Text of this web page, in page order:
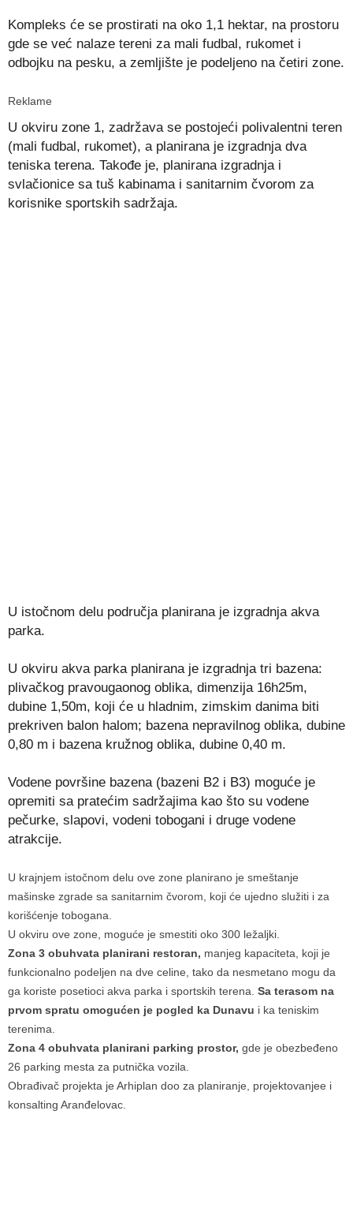
Kompleks će se prostirati na oko 1,1 hektar, na prostoru
gde se već nalaze tereni za mali fudbal, rukomet i
odbojku na pesku, a zemljište je podeljeno na četiri zone.
Reklame
U okviru zone 1, zadržava se postojeći polivalentni teren
(mali fudbal, rukomet), a planirana je izgradnja dva
teniska terena. Takođe je, planirana izgradnja i
svlačionice sa tuš kabinama i sanitarnim čvorom za
korisnike sportskih sadržaja.
U istočnom delu područja planirana je izgradnja akva
parka.
U okviru akva parka planirana je izgradnja tri bazena:
plivačkog pravougaonog oblika, dimenzija 16h25m,
dubine 1,50m, koji će u hladnim, zimskim danima biti
prekriven balon halom; bazena nepravilnog oblika, dubine
0,80 m i bazena kružnog oblika, dubine 0,40 m.
Vodene površine bazena (bazeni B2 i B3) moguće je
opremiti sa pratećim sadržajima kao što su vodene
pečurke, slapovi, vodeni tobogani i druge vodene
atrakcije.
U krajnjem istočnom delu ove zone planirano je smeštanje
mašinske zgrade sa sanitarnim čvorom, koji će ujedno služiti i za
korišćenje tobogana.
U okviru ove zone, moguće je smestiti oko 300 ležaljki.
Zona 3 obuhvata planirani restoran, manjeg kapaciteta, koji je
funkcionalno podeljen na dve celine, tako da nesmetano mogu da
ga koriste posetioci akva parka i sportskih terena. Sa terasom na
prvom spratu omogućen je pogled ka Dunavu i ka teniskim
terenima.
Zona 4 obuhvata planirani parking prostor, gde je obezbeđeno
26 parking mesta za putnička vozila.
Obrađivač projekta je Arhiplan doo za planiranje, projektovanjee i
konsalting Aranđelovac.